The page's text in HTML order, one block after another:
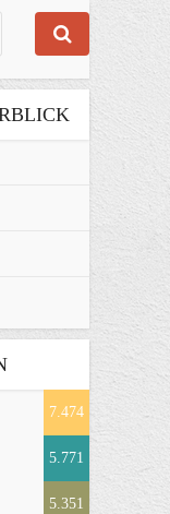
7.474
5.771
5.351